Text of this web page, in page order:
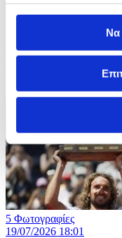
Να
10 Φωτογραφίες
21/07/2026 14:04
Iσραηλινή επίθεση
ID: 10638584
5 Φωτογραφίες
19/07/2026 18:01